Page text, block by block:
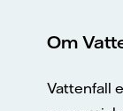
Om
Vattenfall